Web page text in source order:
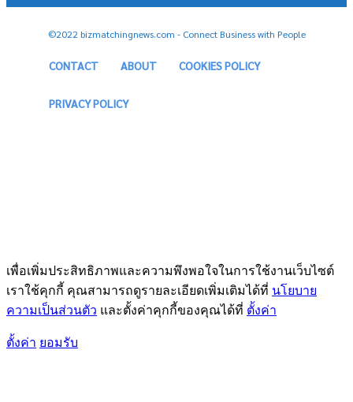
©2022 bizmatchingnews.com - Connect Business with People
CONTACT ABOUT COOKIES POLICY
PRIVACY POLICY
เพื่อเพิ่มประสิทธิภาพและความพึงพอใจในการใช้งานเว็บไซต์
เราใช้คุกกี้ คุณสามารถดูรายละเอียดเพิ่มเติมได้ที่ นโยบาย
ความเป็นส่วนตัว และตั้งค่าคุกกี้ของคุณได้ที่ ตั้งค่า
ตั้งค่า ยอมรับ